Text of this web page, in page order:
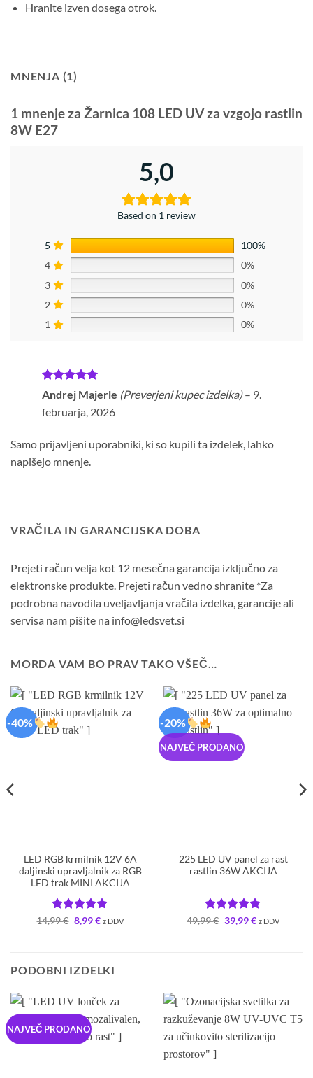
Hranite izven dosega otrok.
MNENJA (1)
1 mnenje za Žarnica 108 LED UV za vzgojo rastlin
8W E27
5,0
Based on 1 review
5
100%
4
0%
3
0%
2
0%
1
0%
Ocenjeno5
od 5
Andrej Majerle (Preverjeni kupec izdelka) – 9.
februarja, 2026
Samo prijavljeni uporabniki, ki so kupili ta izdelek, lahko
napišejo mnenje.
VRAČILA IN GARANCIJSKA DOBA
Prejeti račun velja kot 12 mesečna garancija izključno za
elektronske produkte. Prejeti račun vedno shranite *Za
podrobna navodila uveljavljanja vračila izdelka, garancije ali
servisa nam pišite na info@ledsvet.si
MORDA VAM BO PRAV TAKO VŠEČ…
-40%
LED RGB krmilnik 12V 6A
daljinski upravljalnik za RGB
LED trak MINI AKCIJA
Ocenjeno5
14,99€ Izvirna
cena
8,99€Trenutna
z DDV
-20%
NAJVEČ PRODANO
225 LED UV panel za rast
rastlin 36W AKCIJA
Ocenjeno
49,99€ Izvirna
cena
39,99€Trenutna
z DDV
PODOBNI IZDELKI
NAJVEČ PRODANO